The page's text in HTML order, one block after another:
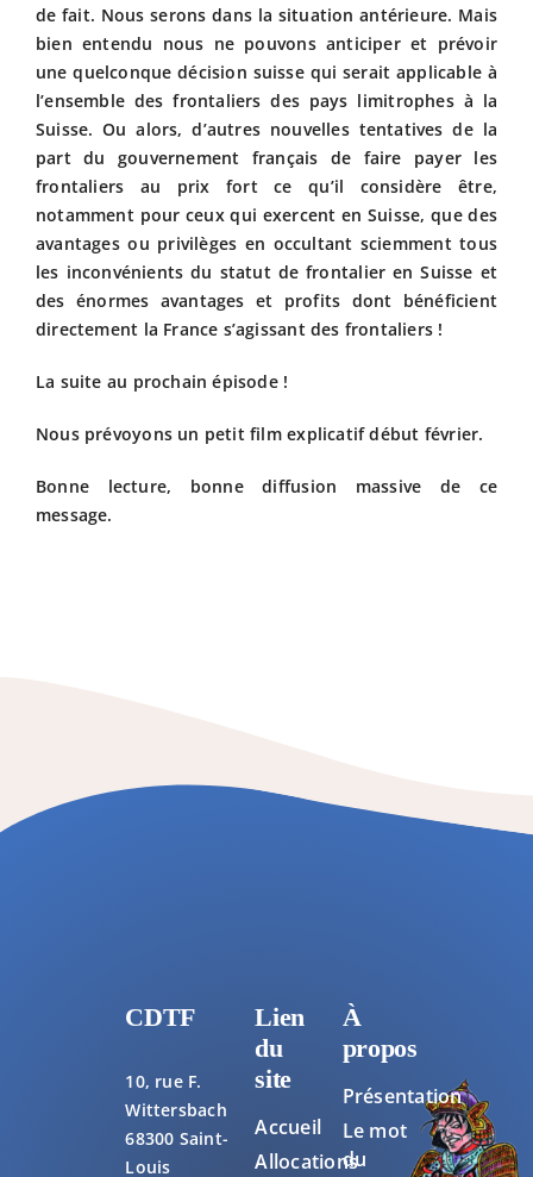
de fait. Nous serons dans la situation antérieure. Mais
bien entendu nous ne pouvons anticiper et prévoir
une quelconque décision suisse qui serait applicable à
l’ensemble des frontaliers des pays limitrophes à la
Suisse. Ou alors, d’autres nouvelles tentatives de la
part du gouvernement français de faire payer les
frontaliers au prix fort ce qu’il considère être,
notamment pour ceux qui exercent en Suisse, que des
avantages ou privilèges en occultant sciemment tous
les inconvénients du statut de frontalier en Suisse et
des énormes avantages et profits dont bénéficient
directement la France s’agissant des frontaliers !
La suite au prochain épisode !
Nous prévoyons un petit film explicatif début février.
Bonne lecture, bonne diffusion massive de ce
message.
CDTF
10, rue F.
Wittersbach
68300 Saint-
Louis
Lien
du
site
Accueil
Allocations
À
propos
Présentation
Le mot
du